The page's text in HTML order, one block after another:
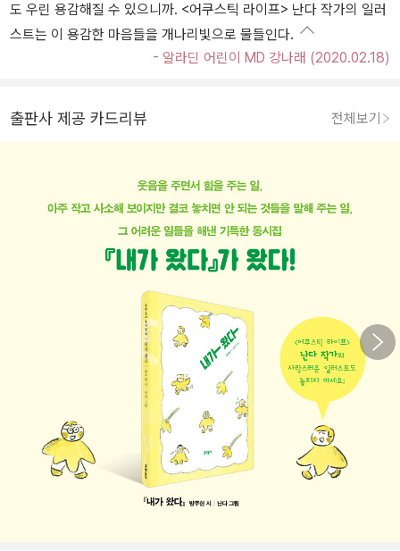
도 우린 용감해질 수 있으니까. <어쿠스틱 라이프> 난다 작가의 일러
스트는 이 용감한 마음들을 개나리빛으로 물들인다.
- 알라딘 어린이 MD 강나래 (2020.02.18)
출판사 제공 카드리뷰 전체보기